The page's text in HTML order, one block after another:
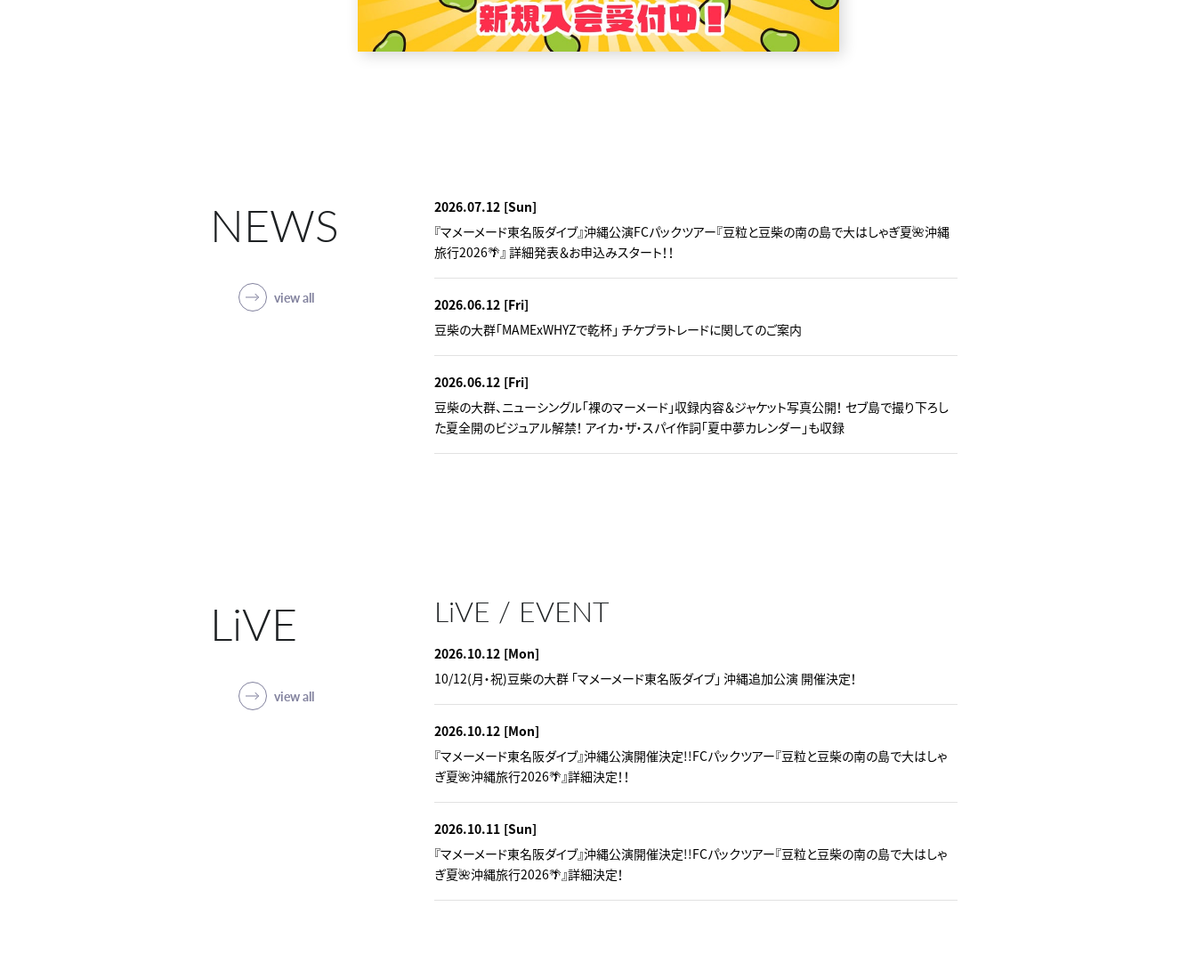
NEWS
view all
2026.07.12 [Sun]
『マメーメード東名阪ダイブ』沖縄公演FCパックツアー『豆粒と豆柴の南の島で大はしゃぎ夏🌺沖縄
旅行2026🌴』 詳細発表＆お申込みスタート！！
2026.06.12 [Fri]
豆柴の大群「MAMExWHYZで乾杯」 チケプラトレードに関してのご案内
2026.06.12 [Fri]
豆柴の大群、ニューシングル「裸のマーメード」収録内容＆ジャケット写真公開！ セブ島で撮り下ろし
た夏全開のビジュアル解禁！ アイカ・ザ・スパイ作詞「夏中夢カレンダー」も収録
LiVE
view all
LiVE / EVENT
2026.10.12 [Mon]
10/12(月・祝)豆柴の大群 「マメーメード東名阪ダイブ」 沖縄追加公演 開催決定！
2026.10.12 [Mon]
『マメーメード東名阪ダイブ』沖縄公演開催決定!!FCパックツアー『豆粒と豆柴の南の島で大はしゃ
ぎ夏🌺沖縄旅行2026🌴』詳細決定！！
2026.10.11 [Sun]
『マメーメード東名阪ダイブ』沖縄公演開催決定!!FCパックツアー『豆粒と豆柴の南の島で大はしゃ
ぎ夏🌺沖縄旅行2026🌴』詳細決定！